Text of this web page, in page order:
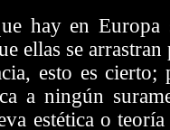
hay en Europa
ellas se
esto es cierto;
a ningún
estética o